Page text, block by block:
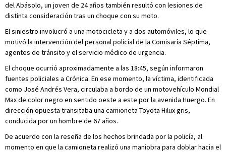
del Abásolo, un joven de 24 años también resultó con lesiones de
distinta consideración tras un choque con su moto.
El siniestro involucró a una motocicleta y a dos automóviles, lo que
motivó la intervención del personal policial de la Comisaría Séptima,
agentes de tránsito y el servicio médico de urgencia.
El choque ocurrió aproximadamente a las 18:45, según informaron
fuentes policiales a Crónica. En ese momento, la víctima, identificada
como José Andrés Vera, circulaba a bordo de un motovehículo Mondial
Max de color negro en sentido oeste a este por la avenida Huergo. En
dirección opuesta transitaba una camioneta Toyota Hilux gris,
conducida por un hombre de 67 años.
De acuerdo con la reseña de los hechos brindada por la policía, al
momento en que la camioneta realizó una maniobra para doblar hacia el